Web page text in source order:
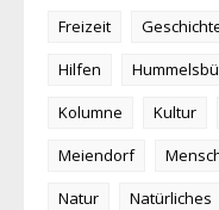
Freizeit
Hilfen
Kolumne
Kultur
Meiendorf
Natur
Natürliches